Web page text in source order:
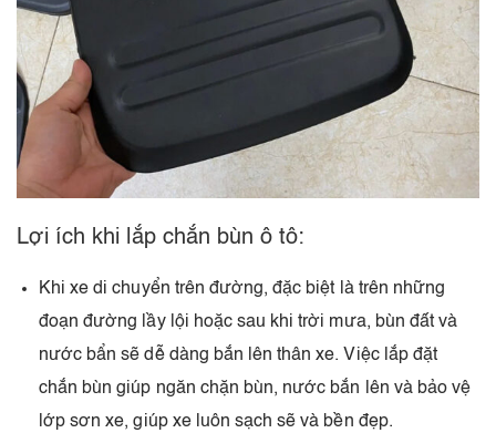
Lợi ích khi lắp chắn bùn ô tô:
Khi xe di chuyển trên đường, đặc biệt là trên những
đoạn đường lầy lội hoặc sau khi trời mưa, bùn đất và
nước bẩn sẽ dễ dàng bắn lên thân xe. Việc lắp đặt
chắn bùn giúp ngăn chặn bùn, nước bắn lên và bảo vệ
lớp sơn xe, giúp xe luôn sạch sẽ và bền đẹp.